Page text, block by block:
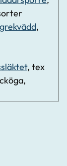
grekvädd,
, tex